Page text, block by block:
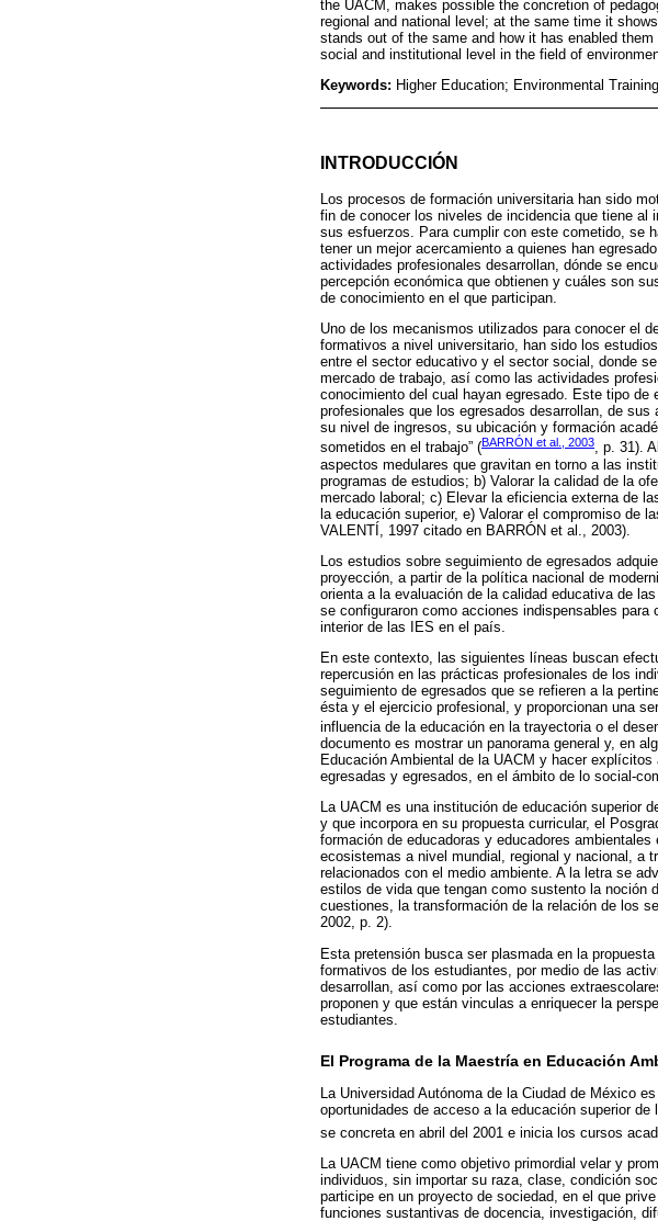
the UACM, makes possible the concretion of
regional and national level; at the same time it
stands out of the same and how it has enabled
social and institutional level in the field of
Keywords: Higher Education; Environmental
INTRODUCCIÓN
Los procesos de formación universitaria han sido
fin de conocer los niveles de incidencia que tiene al
sus esfuerzos. Para cumplir con este cometido, se
tener un mejor acercamiento a quienes han
actividades profesionales desarrollan, dónde se
percepción económica que obtienen y cuáles son
de conocimiento en el que participan.
Uno de los mecanismos utilizados para conocer el
formativos a nivel universitario, han sido los
entre el sector educativo y el sector social, donde
mercado de trabajo, así como las actividades
conocimiento del cual hayan egresado. Este tipo
profesionales que los egresados desarrollan, de
su nivel de ingresos, su ubicación y formación
sometidos en el trabajo” (BARRÓN et al., 2003, p. 31).
aspectos medulares que gravitan en torno a las
programas de estudios; b) Valorar la calidad de la
mercado laboral; c) Elevar la eficiencia externa de
la educación superior, e) Valorar el compromiso de
VALENTÍ, 1997 citado en BARRÓN et al., 2003).
Los estudios sobre seguimiento de egresados
proyección, a partir de la política nacional de
orienta a la evaluación de la calidad educativa de
se configuraron como acciones indispensables
interior de las IES en el país.
En este contexto, las siguientes líneas buscan
repercusión en las prácticas profesionales de los
seguimiento de egresados que se refieren a la
ésta y el ejercicio profesional, y proporcionan una
influencia de la educación en la trayectoria o el
documento es mostrar un panorama general y, en
Educación Ambiental de la UACM y hacer
egresadas y egresados, en el ámbito de lo social-
La UACM es una institución de educación superior
y que incorpora en su propuesta curricular, el
formación de educadoras y educadores
ecosistemas a nivel mundial, regional y nacional, a
relacionados con el medio ambiente. A la letra se
estilos de vida que ten­gan como sustento la noción
cuestiones, la transformación de la relación de los
2002, p. 2).
Esta pretensión busca ser plasmada en la
formativos de los estudiantes, por medio de las
desarrollan, así como por las acciones
proponen y que están vinculas a enriquecer la
estudiantes.
El Programa de la Maestría en Educación
La Universidad Autónoma de la Ciudad de México
oportunidades de acceso a la educación superior
se concreta en abril del 2001 e inicia los cursos
La UACM tiene como objetivo primordial velar y
individuos, sin importar su raza, clase, condición
participe en un proyecto de sociedad, en el que
funciones sustantivas de docencia, investigación,